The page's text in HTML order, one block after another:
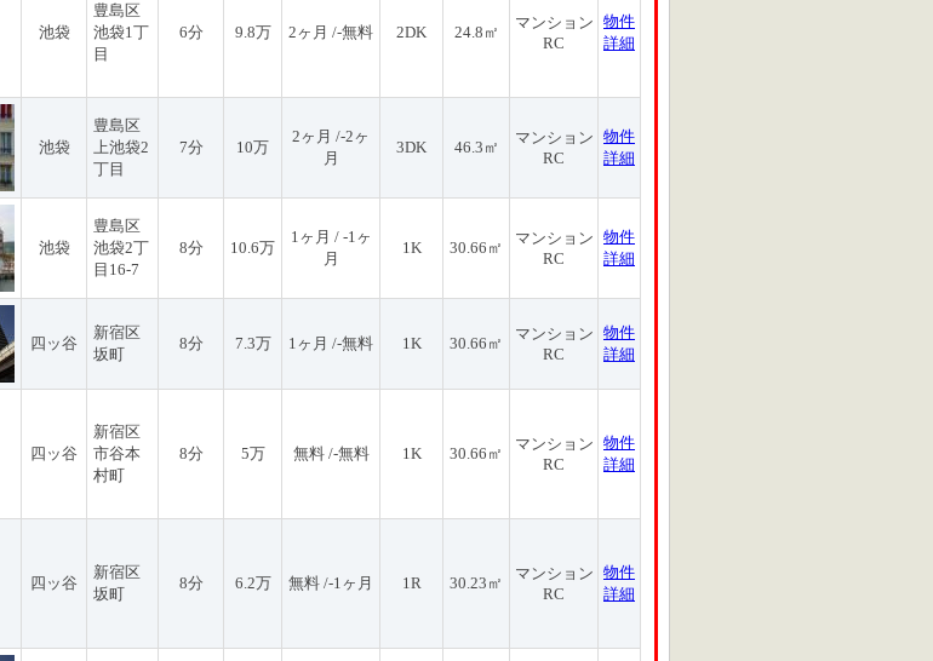
池袋
豊島区
池袋1丁
目
6分 9.8万 2ヶ月 /-無料 2DK 24.8㎡
マンション
RC
物件
詳細
池袋
豊島区
上池袋2
丁目
7分 10万
2ヶ月 /-2ヶ
月
3DK 46.3㎡
マンション
RC
物件
詳細
池袋
豊島区
池袋2丁
目16-7
8分 10.6万
1ヶ月 / -1ヶ
月
1K 30.66㎡
マンション
RC
物件
詳細
四ッ谷
新宿区
坂町
8分 7.3万 1ヶ月 /-無料 1K 30.66㎡
マンション
RC
物件
詳細
四ッ谷
新宿区
市谷本
村町
8分 5万 無料 /-無料 1K 30.66㎡
マンション
RC
物件
詳細
四ッ谷
新宿区
坂町
8分 6.2万 無料 /-1ヶ月 1R 30.23㎡
マンション
RC
物件
詳細